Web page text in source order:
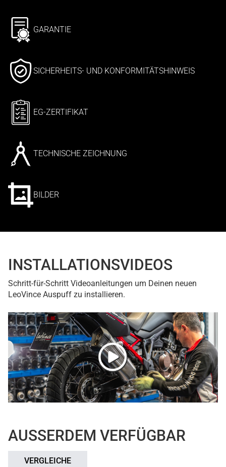
GARANTIE
SICHERHEITS- UND KONFORMITÄTSHINWEIS
EG-ZERTIFIKAT
TECHNISCHE ZEICHNUNG
BILDER
INSTALLATIONSVIDEOS
Schritt-für-Schritt Videoanleitungen um Deinen neuen
LeoVince Auspuff zu installieren.
AUSSERDEM VERFÜGBAR
VERGLEICHE